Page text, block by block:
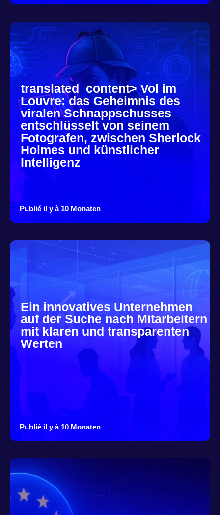
translated_content> Vol im
Louvre: das Geheimnis des
viralen Schnappschusses
entschlüsselt von seinem
Fotografen, zwischen Sherlock
Holmes und künstlicher
Intelligenz
Publié il y à 10 Monaten
Ein innovatives Unternehmen
auf der Suche nach Mitarbeitern
mit klaren und transparenten
Werten
Publié il y à 10 Monaten